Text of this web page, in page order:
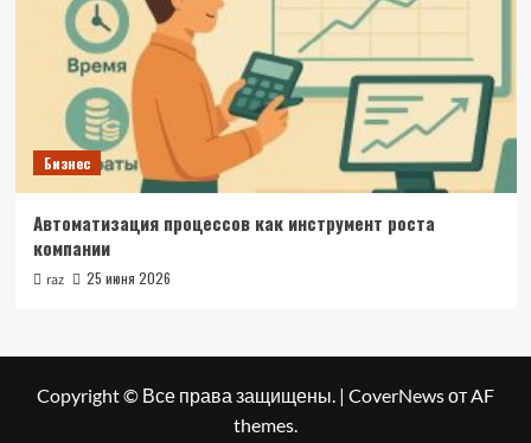
Бизнес
Автоматизация процессов как инструмент роста
компании
raz 25 июня 2026
Copyright © Все права защищены. | CoverNewsот AF
themes.